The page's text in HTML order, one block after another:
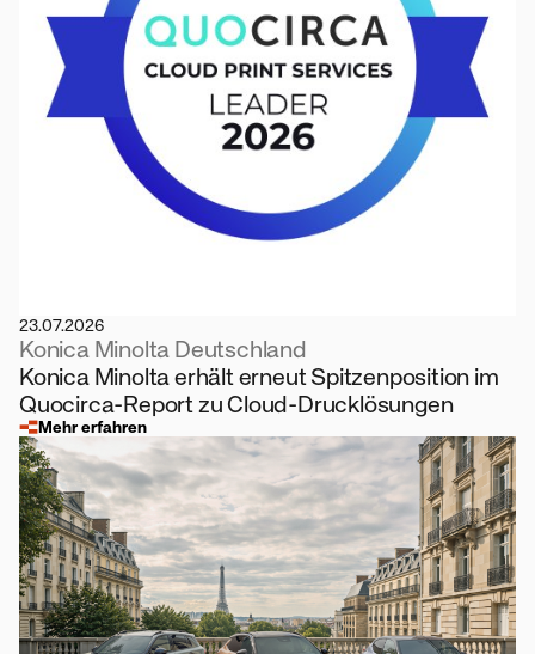
23.07.2026
Konica Minolta Deutschland
Konica Minolta erhält erneut Spitzenposition im
Quocirca-Report zu Cloud-Drucklösungen
Mehr erfahren